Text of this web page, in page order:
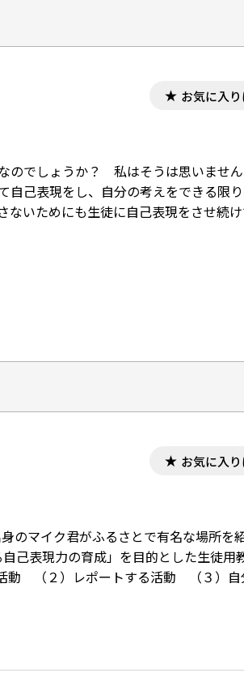
お気に入
のでしょうか？ 私はそうは思いませ
自己表現をし、自分の考えをできる限
いためにも生徒に自己表現をさせ続
きました。
お気に入
のマイク君がふるさとで有名な場所を
己表現力の育成」を目的とした生徒用
動 （２）レポートする活動 （３）自